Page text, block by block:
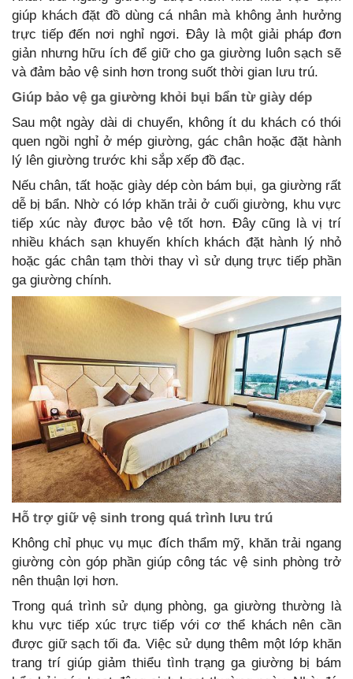
giúp khách đặt đồ dùng cá nhân mà không ảnh hưởng
trực tiếp đến nơi nghỉ ngơi. Đây là một giải pháp đơn
giản nhưng hữu ích để giữ cho ga giường luôn sạch sẽ
và đảm bảo vệ sinh hơn trong suốt thời gian lưu trú.
Giúp bảo vệ ga giường khỏi bụi bẩn từ giày dép
Sau một ngày dài di chuyển, không ít du khách có thói
quen ngồi nghỉ ở mép giường, gác chân hoặc đặt hành
lý lên giường trước khi sắp xếp đồ đạc.
Nếu chân, tất hoặc giày dép còn bám bụi, ga giường rất
dễ bị bẩn. Nhờ có lớp khăn trải ở cuối giường, khu vực
tiếp xúc này được bảo vệ tốt hơn. Đây cũng là vị trí
nhiều khách sạn khuyến khích khách đặt hành lý nhỏ
hoặc gác chân tạm thời thay vì sử dụng trực tiếp phần
ga giường chính.
Hỗ trợ giữ vệ sinh trong quá trình lưu trú
Không chỉ phục vụ mục đích thẩm mỹ, khăn trải ngang
giường còn góp phần giúp công tác vệ sinh phòng trở
nên thuận lợi hơn.
Trong quá trình sử dụng phòng, ga giường thường là
khu vực tiếp xúc trực tiếp với cơ thể khách nên cần
được giữ sạch tối đa. Việc sử dụng thêm một lớp khăn
trang trí giúp giảm thiểu tình trạng ga giường bị bám